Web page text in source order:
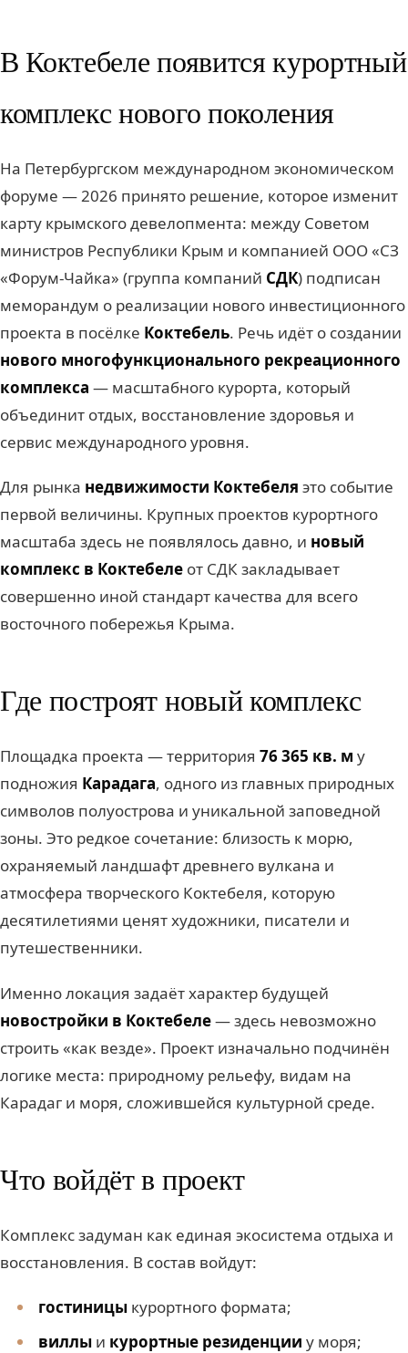
В Коктебеле появится курортный
комплекс нового поколения
На Петербургском международном экономическом
форуме — 2026 принято решение, которое изменит
карту крымского девелопмента: между Советом
министров Республики Крым и компанией ООО «СЗ
«Форум-Чайка» (группа компаний СДК) подписан
меморандум о реализации нового инвестиционного
проекта в посёлке Коктебель. Речь идёт о создании
нового многофункционального рекреационного
комплекса — масштабного курорта, который
объединит отдых, восстановление здоровья и
сервис международного уровня.
Для рынка недвижимости Коктебеля это событие
первой величины. Крупных проектов курортного
масштаба здесь не появлялось давно, и новый
комплекс в Коктебеле от СДК закладывает
совершенно иной стандарт качества для всего
восточного побережья Крыма.
Где построят новый комплекс
Площадка проекта — территория 76 365 кв. м у
подножия Карадага, одного из главных природных
символов полуострова и уникальной заповедной
зоны. Это редкое сочетание: близость к морю,
охраняемый ландшафт древнего вулкана и
атмосфера творческого Коктебеля, которую
десятилетиями ценят художники, писатели и
путешественники.
Именно локация задаёт характер будущей
новостройки в Коктебеле— здесь невозможно
строить «как везде». Проект изначально подчинён
логике места: природному рельефу, видам на
Карадаг и моря, сложившейся культурной среде.
Что войдёт в проект
Комплекс задуман как единая экосистема отдыха и
восстановления. В состав войдут:
гостиницыкурортного формата;
виллыи курортные резиденции у моря;